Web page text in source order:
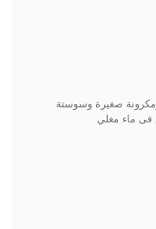
صغيرة وسوستة
ماء مغلي